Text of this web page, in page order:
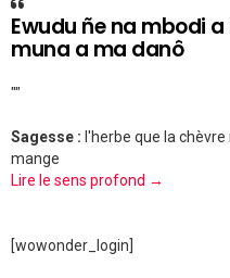
Ewudu ñe na mbodi
muna a ma danô
""
Sagesse : l'herbe que la
mange
Lire le sens profond →
[wowonder_login]